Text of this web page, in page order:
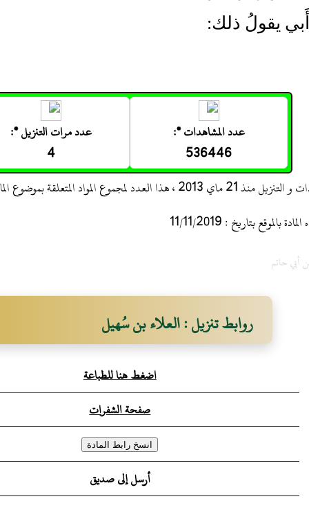
يقولُ ذلك:
عدد المشاهدات *:
536446
عدد مرات التنزيل *:
4
العدد لمجموع المواد المتعلقة بموضوع المادة
بتاريخ : 11/11/2019
أبي حاتم
روابط تنزيل : العلاء بن سُهيل
اضغط هنا للطباعة
صفحة الشفرات
أرسل إلى صديق